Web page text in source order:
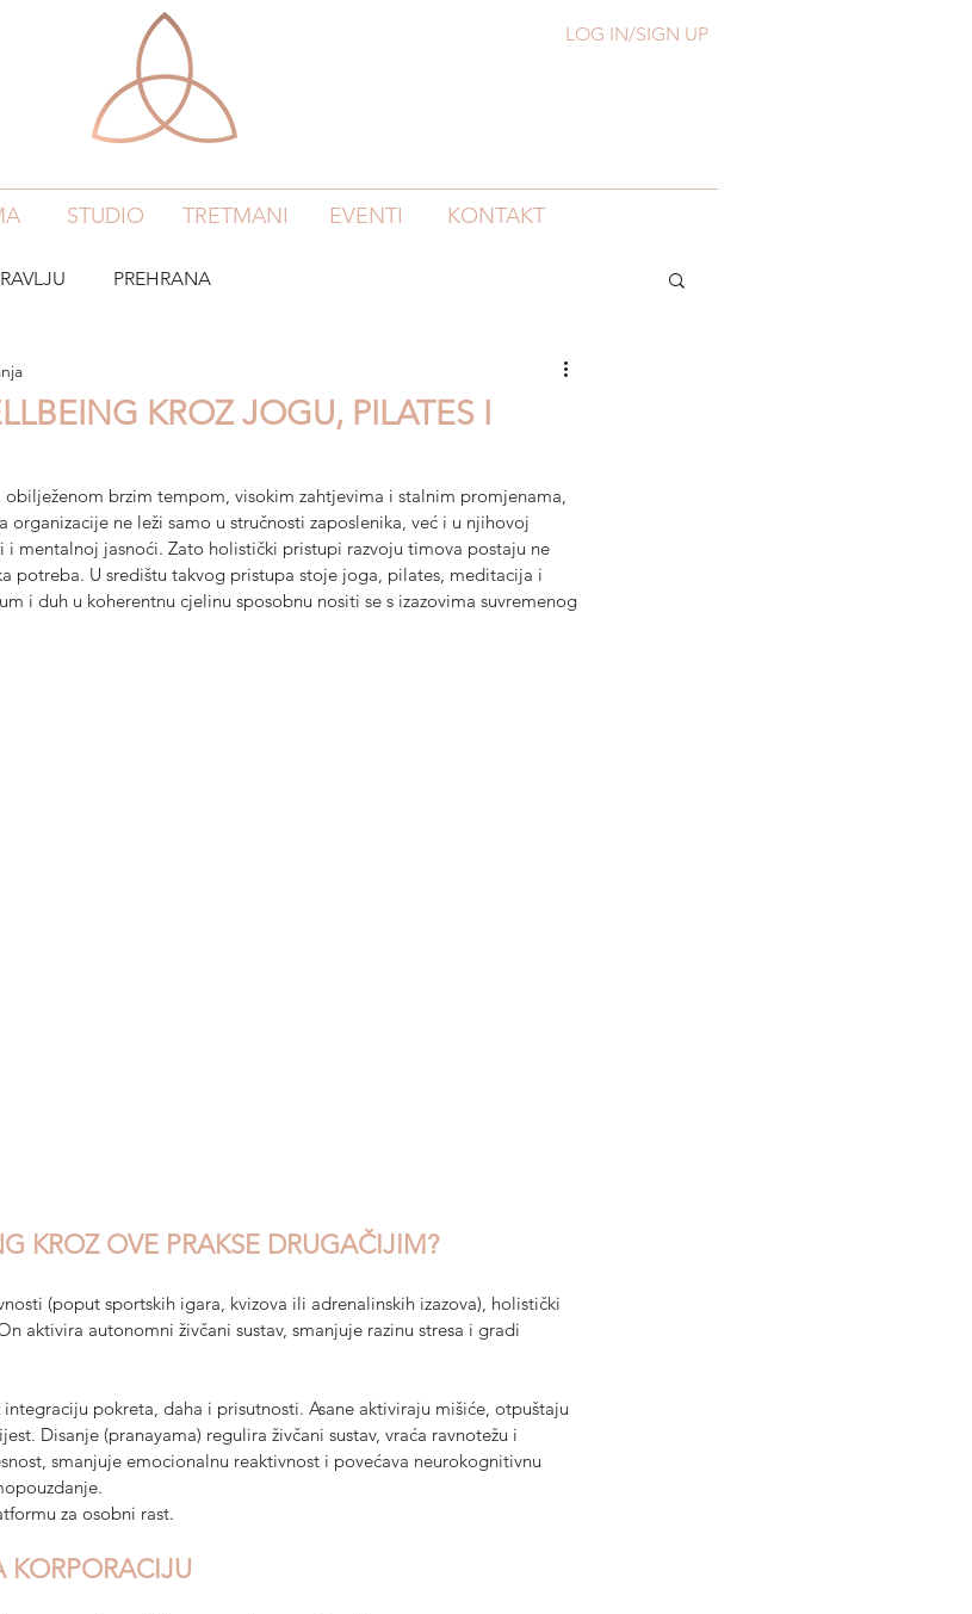
LOG IN/SIGN UP
STUDIO TRETMANI EVENTI KONTAKT
PREHRANA
KROZ JOGU, PILATES I
obilježenom brzim tempom, visokim zahtjevima i stalnim promjenama,
organizacije ne leži samo u stručnosti zaposlenika, već i u njihovoj
mentalnoj jasnoći. Zato holistički pristupi razvoju timova postaju ne
potreba. U središtu takvog pristupa stoje joga, pilates, meditacija i
i duh u koherentnu cjelinu sposobnu nositi se s izazovima suvremenog
KROZ OVE PRAKSE DRUGAČIJIM?
(poput sportskih igara, kvizova ili adrenalinskih izazova), holistički
aktivira autonomni živčani sustav, smanjuje razinu stresa i gradi
pokreta, daha i prisutnosti. Asane aktiviraju mišiće, otpuštaju
Disanje (pranayama) regulira živčani sustav, vraća ravnotežu i
smanjuje emocionalnu reaktivnost i povećava neurokognitivnu
za osobni rast.
KORPORACIJU